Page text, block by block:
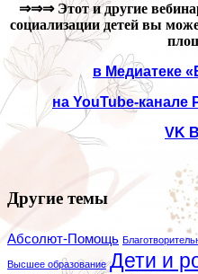
⇒⇒⇒ Этот и другие
социализации детей вы
в Медиатеке
на YouTube-канале
VK
Другие темы
Абсолют-Помощь
Высшее образование Дети и